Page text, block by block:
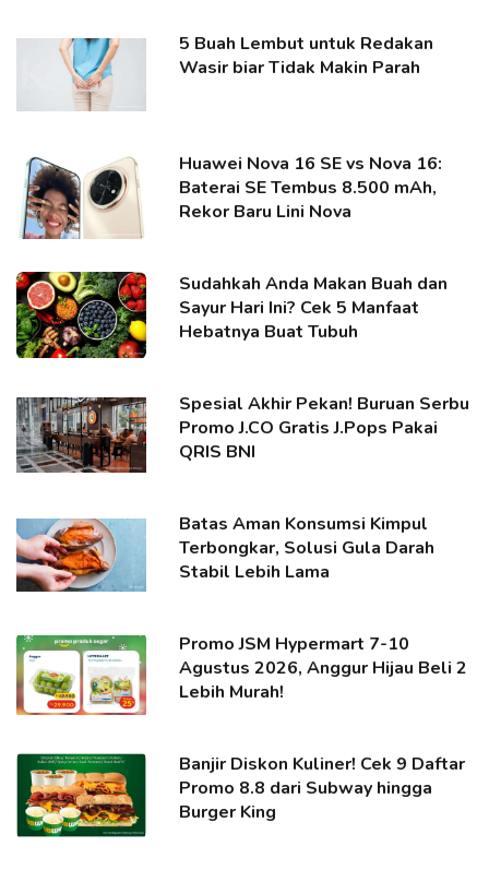
5 Buah Lembut untuk Redakan
Wasir biar Tidak Makin Parah
Huawei Nova 16 SE vs Nova 16:
Baterai SE Tembus 8.500 mAh,
Rekor Baru Lini Nova
Sudahkah Anda Makan Buah dan
Sayur Hari Ini? Cek 5 Manfaat
Hebatnya Buat Tubuh
Spesial Akhir Pekan! Buruan Serbu
Promo J.CO Gratis J.Pops Pakai
QRIS BNI
Batas Aman Konsumsi Kimpul
Terbongkar, Solusi Gula Darah
Stabil Lebih Lama
Promo JSM Hypermart 7-10
Agustus 2026, Anggur Hijau Beli 2
Lebih Murah!
Banjir Diskon Kuliner! Cek 9 Daftar
Promo 8.8 dari Subway hingga
Burger King